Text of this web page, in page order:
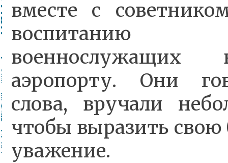
вместе с
воспитанию
аэропорту. Они
слова, вручали
чтобы выразить свою
уважение.